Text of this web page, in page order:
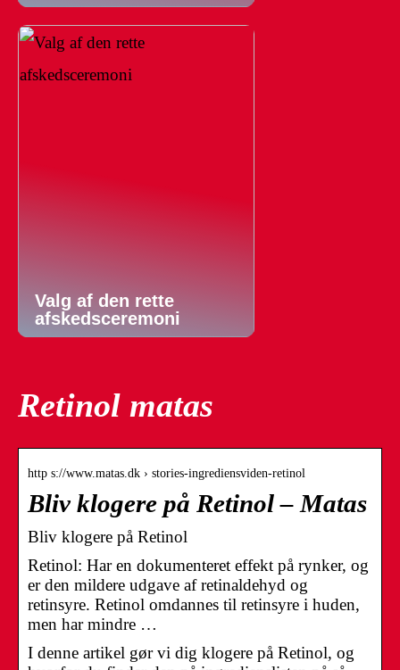
Valg af den rette
afskedsceremoni
Retinol matas
http s://www.matas.dk › stories-ingrediensviden-retinol
Bliv klogere på Retinol – Matas
Bliv klogere på Retinol
Retinol: Har en dokumenteret effekt på rynker, og
er den mildere udgave af retinaldehyd og
retinsyre. Retinol omdannes til retinsyre i huden,
men har mindre …
I denne artikel gør vi dig klogere på Retinol, og